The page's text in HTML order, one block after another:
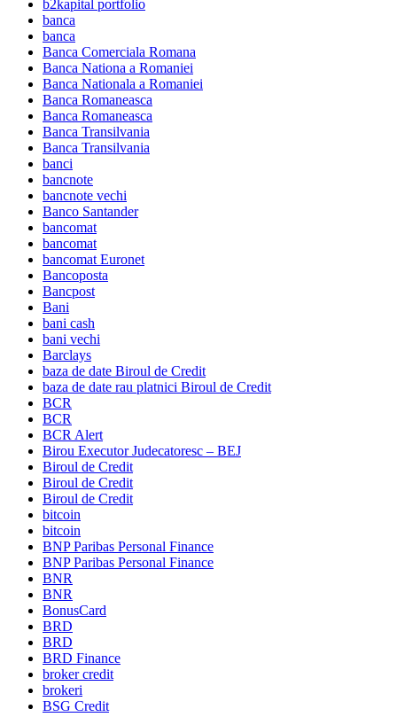
b2kapital portfolio
banca
banca
Banca Comerciala Romana
Banca Nationa a Romaniei
Banca Nationala a Romaniei
Banca Romaneasca
Banca Romaneasca
Banca Transilvania
Banca Transilvania
banci
bancnote
bancnote vechi
Banco Santander
bancomat
bancomat
bancomat Euronet
Bancoposta
Bancpost
Bani
bani cash
bani vechi
Barclays
baza de date Biroul de Credit
baza de date rau platnici Biroul de Credit
BCR
BCR
BCR Alert
Birou Executor Judecatoresc – BEJ
Biroul de Credit
Biroul de Credit
Biroul de Credit
bitcoin
bitcoin
BNP Paribas Personal Finance
BNP Paribas Personal Finance
BNR
BNR
BonusCard
BRD
BRD
BRD Finance
broker credit
brokeri
BSG Credit